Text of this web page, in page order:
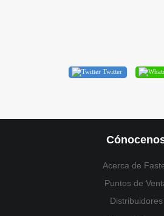
Twitter
Acerca de
Puntos de
Distribuidores